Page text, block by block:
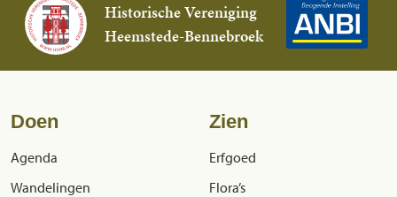
Historische Vereniging
Heemstede-Bennebroek
Doen
Agenda
Wandelingen
Zien
Erfgoed
Flora’s